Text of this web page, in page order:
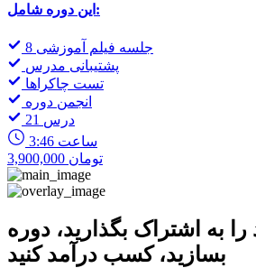
این دوره شامل:
8 جلسه فیلم آموزشی
پشتیبانی مدرس
تست چاکراها
انجمن دوره
21 درس
3:46 ساعت
3,900,000 تومان
به اشتراک بگذارید، دوره
بسازید، کسب درآمد کنید